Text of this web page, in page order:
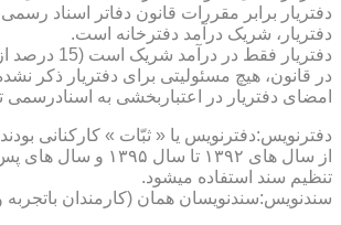
دفتریار برابر مقررات قانون دفاتر اسناد
دفتریار، شریک درآمد دفترخانه است.
دفتریار فقط در درآمد شریک است (15 درصد از حق التحریر ماهیانه دفترخانه )و در کار و مسئولیت و هزینه ها وضررها هیچ شراکتی ندارد.
در قانون، هیچ مسئولیتی برای دفتریار ذکر
امضای دفتریار در اعتباربخشی به اسنادرسمی
دفترنویس:دفترنویس یا « ثبّات » کارکنانی
از سال های
تنظیم سند استفاده میشود.
سندنویس:سندنویسان همان (کارمندان